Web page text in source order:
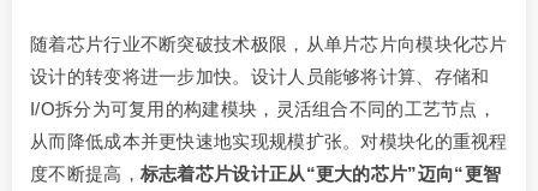
随着芯片行业不断突破技术极限，从单片芯片向模块化芯片
设计的转变将进一步加快。设计人员能够将计算、存储和
I/O拆分为可复用的构建模块，灵活组合不同的工艺节点，
从而降低成本并更快速地实现规模扩张。对模块化的重视程
度不断提高， 标志着芯片设计正从“更大的芯片”迈向“更智